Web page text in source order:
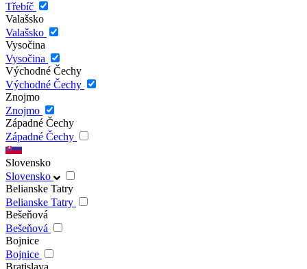
Třebíč
Valašsko
Valašsko
Vysočina
Vysočina
Východné Čechy
Východné Čechy
Znojmo
Znojmo
Západné Čechy
Západné Čechy
Slovensko
Slovensko
Belianske Tatry
Belianske Tatry
Bešeňová
Bešeňová
Bojnice
Bojnice